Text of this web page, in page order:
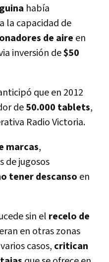
había
la capacidad de
de aire en
inversión de$50
que en 2012
de50.000 tablets,
Radio Victoria.
marcas,
de jugosos
tener descanso en
sin el recelo de
en otras zonas
casos, critican